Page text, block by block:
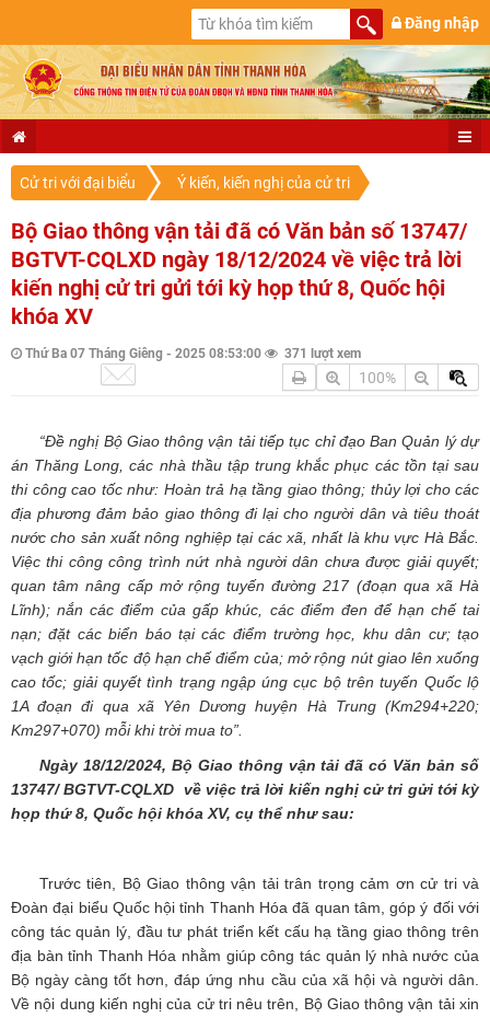
Đăng nhập
Cử tri với đại biểu Ý kiến, kiến nghị của cử tri
Bộ Giao thông vận tải đã có Văn bản số 13747/
BGTVT-CQLXD ngày 18/12/2024 về việc trả lời
kiến nghị cử tri gửi tới kỳ họp thứ 8, Quốc hội
khóa XV
Thứ Ba 07 Tháng Giêng - 2025 08:53:00 371 lượt xem
100%
“Đề nghị Bộ Giao thông vận tải tiếp tục chỉ đạo Ban Quản lý dự
án Thăng Long, các nhà thầu tập trung khắc phục các tồn tại sau
thi công cao tốc như: Hoàn trả hạ tầng giao thông; thủy lợi cho các
địa phương đảm bảo giao thông đi lại cho người dân và tiêu thoát
nước cho sản xuất nông nghiệp tại các xã, nhất là khu vực Hà Bắc.
Việc thi công công trình nứt nhà người dân chưa được giải quyết;
quan tâm nâng cấp mở rộng tuyến đường 217 (đoạn qua xã Hà
Lĩnh); nắn các điểm của gấp khúc, các điểm đen để hạn chế tai
nạn; đặt các biển báo tại các điểm trường học, khu dân cư; tạo
vạch giới hạn tốc độ hạn chế điểm của; mở rộng nút giao lên xuống
cao tốc; giải quyết tình trạng ngập úng cục bộ trên tuyến Quốc lộ
1A đoạn đi qua xã Yên Dương huyện Hà Trung (Km294+220;
Km297+070) mỗi khi trời mua to”.
Ngày 18/12/2024, Bộ Giao thông vận tải đã có Văn bản số
13747/ BGTVT-CQLXD về việc trả lời kiến nghị cử tri gửi tới kỳ
họp thứ 8, Quốc hội khóa XV, cụ thể như sau:
Trước tiên, Bộ Giao thông vận tải trân trọng cảm ơn cử tri và
Đoàn đại biểu Quốc hội tỉnh Thanh Hóa đã quan tâm, góp ý đối với
công tác quản lý, đầu tư phát triển kết cấu hạ tầng giao thông trên
địa bàn tỉnh Thanh Hóa nhằm giúp công tác quản lý nhà nước của
Bộ ngày càng tốt hơn, đáp ứng nhu cầu của xã hội và người dân.
Về nội dung kiến nghị của cử tri nêu trên, Bộ Giao thông vận tải xin